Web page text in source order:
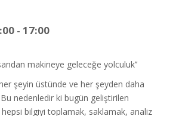
- 17:00
makineye geleceğe yolculuk’’
şeyin üstünde ve her şeyden daha
nedenledir ki bugün geliştirilen
bilgiyi toplamak, saklamak, analiz